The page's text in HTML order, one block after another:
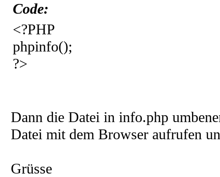
Code:
<?PHP
phpinfo();
?>
Dann die Datei in info.php
Datei mit dem Browser aufrufen
Grüsse